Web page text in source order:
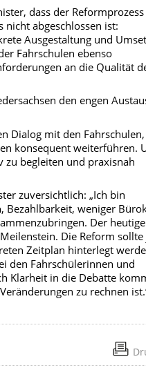
dass der
nicht abgeschlossen ist:
Ausgestaltung und
Fahrschulen ebenso
an die Qualität
den engen
Dialog mit den Fahrschulen,
konsequent weiterführen.
zu begleiten und praxisnah
zuversichtlich: „Ich bin
Bezahlbarkeit, weniger
Der heutige
Die Reform
Zeitplan hinterlegt
den Fahrschülerinnen und
Klarheit in die Debatte
zu rechnen